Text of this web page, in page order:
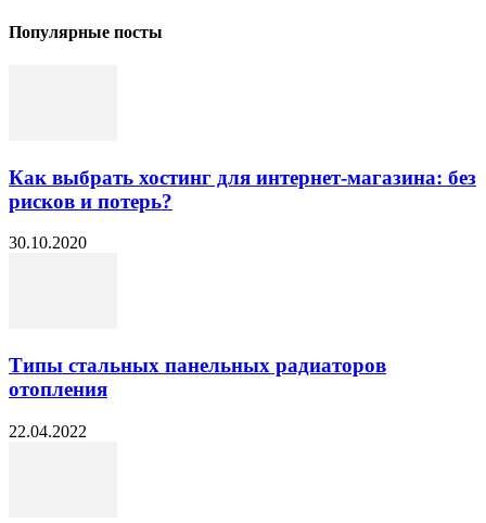
Популярные посты
Как выбрать хостинг для интернет-магазина: без
рисков и потерь?
30.10.2020
Типы стальных панельных радиаторов
отопления
22.04.2022